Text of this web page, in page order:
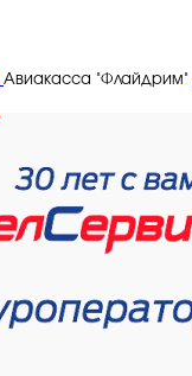
Авиакасса "Флайдрим"